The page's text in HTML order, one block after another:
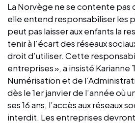
La Norvège ne se contente pas
elle entend responsabiliser les
peut pas laisser aux enfants la
tenir à l’écart des réseaux
droit d’utiliser. Cette
entreprises », a insisté Karianne
Numérisation et de
dès le 1er janvier de l’année où
ses 16 ans, l’accès aux réseaux
interdit. Les entreprises